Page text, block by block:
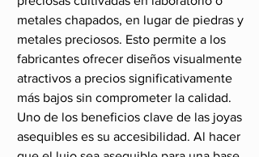
metales chapados, en lugar de piedras y
metales preciosos. Esto permite a los
fabricantes ofrecer diseños visualmente
atractivos a precios significativamente
más bajos sin comprometer la calidad.
Uno de los beneficios clave de las joyas
asequibles es su accesibilidad. Al hacer